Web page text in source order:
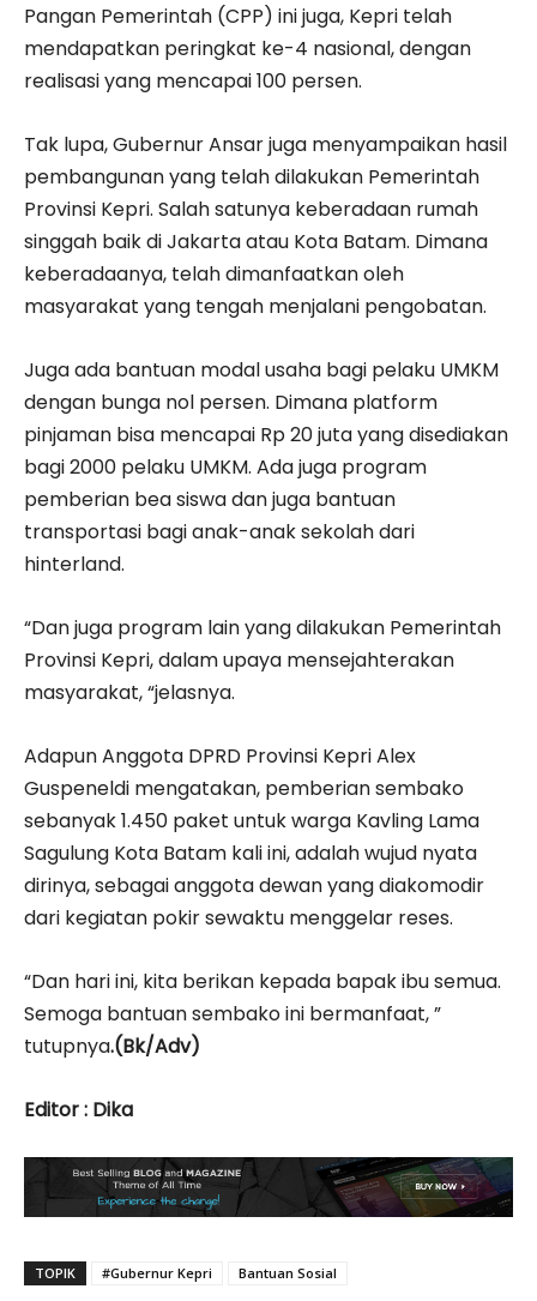
Pangan Pemerintah (CPP) ini juga, Kepri telah
mendapatkan peringkat ke-4 nasional, dengan
realisasi yang mencapai 100 persen.
Tak lupa, Gubernur Ansar juga menyampaikan hasil
pembangunan yang telah dilakukan Pemerintah
Provinsi Kepri. Salah satunya keberadaan rumah
singgah baik di Jakarta atau Kota Batam. Dimana
keberadaanya, telah dimanfaatkan oleh
masyarakat yang tengah menjalani pengobatan.
Juga ada bantuan modal usaha bagi pelaku UMKM
dengan bunga nol persen. Dimana platform
pinjaman bisa mencapai Rp 20 juta yang disediakan
bagi 2000 pelaku UMKM. Ada juga program
pemberian bea siswa dan juga bantuan
transportasi bagi anak-anak sekolah dari
hinterland.
“Dan juga program lain yang dilakukan Pemerintah
Provinsi Kepri, dalam upaya mensejahterakan
masyarakat, “jelasnya.
Adapun Anggota DPRD Provinsi Kepri Alex
Guspeneldi mengatakan, pemberian sembako
sebanyak 1.450 paket untuk warga Kavling Lama
Sagulung Kota Batam kali ini, adalah wujud nyata
dirinya, sebagai anggota dewan yang diakomodir
dari kegiatan pokir sewaktu menggelar reses.
“Dan hari ini, kita berikan kepada bapak ibu semua.
Semoga bantuan sembako ini bermanfaat, ”
tutupnya.(Bk/Adv)
Editor : Dika
TOPIK #Gubernur Kepri Bantuan Sosial